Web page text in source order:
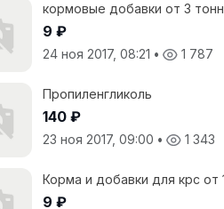
кормовые добавки от 3 тонн
9 ₽
24 ноя 2017, 08:21 • 1 787
Пропиленгликоль
140 ₽
23 ноя 2017, 09:00 • 1 343
Корма и добавки для крс от
9 ₽